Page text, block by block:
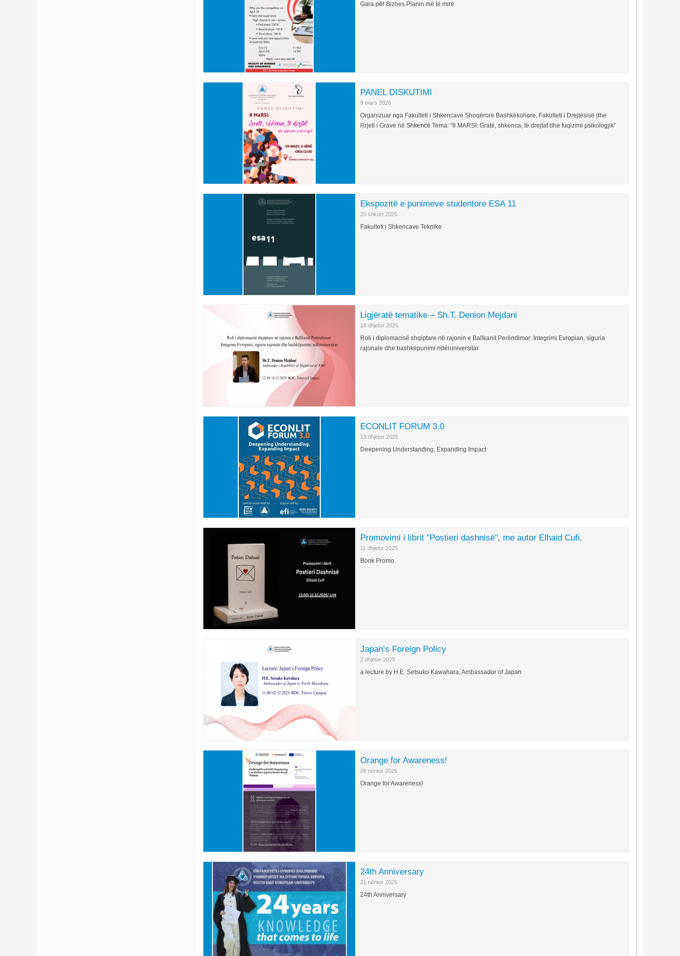
Gara për Biznes Planin më të mirë
PANEL DISKUTIMI
9 mars 2026
Organizuar nga Fakulteti i Shkencave Shoqërore Bashkëkohore, Fakulteti i Drejtësisë dhe
Rrjeti i Grave në Shkencë Tema: “8 MARSI: Gratë, shkenca, të drejtat dhe fuqizimi psikologjik”
Ekspozitë e punimeve studentore ESA 11
20 shkurt 2026
Fakulteti i Shkencave Teknike
Ligjëratë tematike – Sh.T. Denion Mejdani
18 dhjetor 2025
Roli i diplomacisë shqiptare në rajonin e Ballkanit Perëndimor: Integrimi Evropian, siguria
rajonale dhe bashkëpunimi ndëruniversitar
ECONLIT FORUM 3.0
13 dhjetor 2025
Deepening Understanding, Expanding Impact
Promovimi i librit "Postieri dashnisë", me autor Elhaid Cufi.
11 dhjetor 2025
Book Promo
Japan’s Foreign Policy
2 dhjetor 2025
a lecture by H.E. Setsuko Kawahara, Ambassador of Japan
Orange for Awareness!
26 nëntor 2025
Orange for Awareness!
24th Anniversary
21 nëntor 2025
24th Anniversary